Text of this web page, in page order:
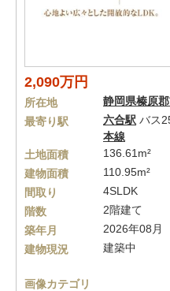
2,090万円
所在地 静岡県榛原
最寄り駅
六合駅 バス
本線
土地面積
136.61m²
建物面積
110.95m²
間取り
4SLDK
階数
2階建て
築年月
2026年08月
建物現況
建築中
画像カテゴリ